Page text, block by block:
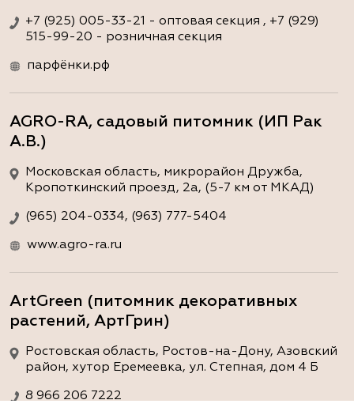
+7 (925) 005-33-21 - оптовая секция , +7 (929)
515-99-20 - розничная секция
парфёнки.рф
AGRO-RA, садовый питомник (ИП Рак
А.В.)
Московская область, микрорайон Дружба,
Кропоткинский проезд, 2а, (5-7 км от МКАД)
(965) 204-0334, (963) 777-5404
www.agro-ra.ru
ArtGreen (питомник декоративных
растений, АртГрин)
Ростовская область, Ростов-на-Дону, Азовский
район, хутор Еремеевка, ул. Степная, дом 4 Б
8 966 206 7222